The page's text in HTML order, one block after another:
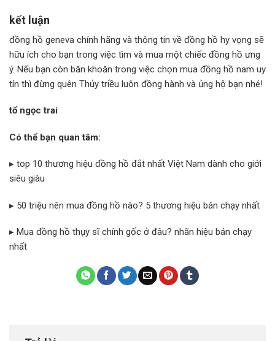
kết luận
đồng hồ geneva chính hãng và thông tin về đồng hồ hy vọng sẽ
hữu ích cho bạn trong việc tìm và mua một chiếc đồng hồ ưng
ý. Nếu bạn còn băn khoăn trong việc chọn mua đồng hồ nam uy
tín thì đừng quên Thủy triều luôn đồng hành và ủng hộ bạn nhé!
tổ ngọc trai
Có thể bạn quan tâm:
▸ top 10 thương hiệu đồng hồ đắt nhất Việt Nam dành cho giới
siêu giàu
▸ 50 triệu nên mua đồng hồ nào? 5 thương hiệu bán chạy nhất
▸ Mua đồng hồ thụy sĩ chính gốc ở đâu? nhãn hiệu bán chạy
nhất